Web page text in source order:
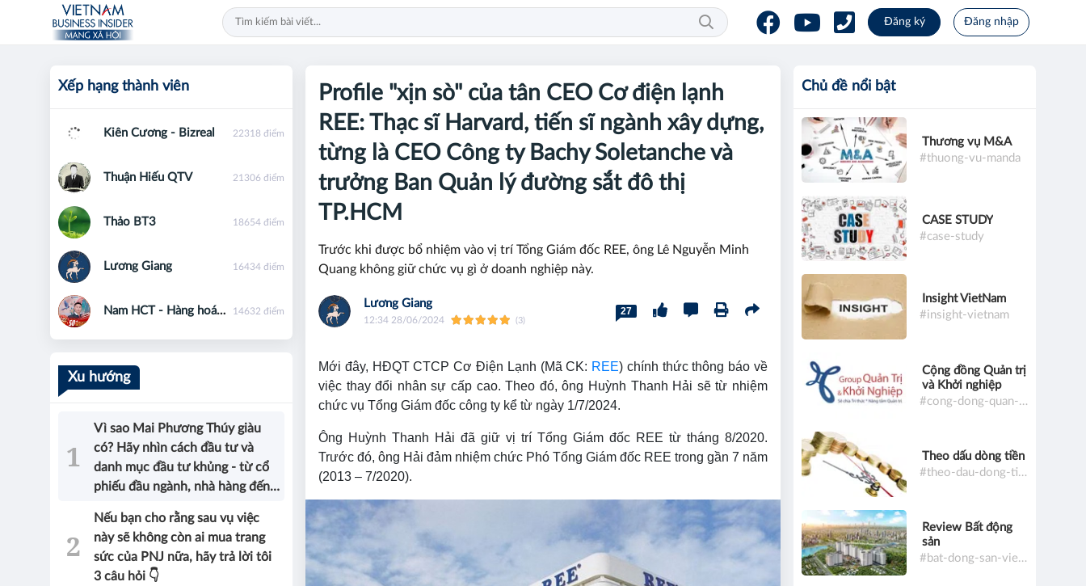
Đăng ký Đăng nhập
Profile "xịn sò" của tân CEO Cơ điện lạnh
REE: Thạc sĩ Harvard, tiến sĩ ngành xây dựng,
từng là CEO Công ty Bachy Soletanche và
trưởng Ban Quản lý đường sắt đô thị
TP.HCM
Trước khi được bổ nhiệm vào vị trí Tổng Giám đốc REE, ông Lê Nguyễn Minh
Quang không giữ chức vụ gì ở doanh nghiệp này.
Lương Giang
12:34 28/06/2024 (3)
27
Mới đây, HĐQT CTCP Cơ Điện Lạnh (Mã CK: REE) chính thức thông báo về
việc thay đổi nhân sự cấp cao. Theo đó, ông Huỳnh Thanh Hải sẽ từ nhiệm
chức vụ Tổng Giám đốc công ty kể từ ngày 1/7/2024.
Ông Huỳnh Thanh Hải đã giữ vị trí Tổng Giám đốc REE từ tháng 8/2020.
Trước đó, ông Hải đảm nhiệm chức Phó Tổng Giám đốc REE trong gần 7 năm
(2013 – 7/2020).
Xếp hạng thành viên
Kiên Cương - Bizreal 22318 điểm
Thuận Hiếu QTV 21306 điểm
Thảo BT3 18654 điểm
Lương Giang 16434 điểm
Nam HCT - Hàng hoá phái sinh - 0867091553 14632 điểm
Xu hướng
Vì sao Mai Phương Thúy giàu
có? Hãy nhìn cách đầu tư và
danh mục đầu tư khủng - từ cổ
phiếu đầu ngành, nhà hàng đến
được câu trả lời!
Nếu bạn cho rằng sau vụ việc
này sẽ không còn ai mua trang
sức của PNJ nữa, hãy trả lời tôi
3 câu hỏi 👇
Chủ đề nổi bật
Thương vụ M&A
#thuong-vu-manda
CASE STUDY
#case-study
Insight VietNam
#insight-vietnam
Cộng đồng Quản trị
và Khởi nghiệp
#cong-dong-quan-tri-va-khoi-nghiep
Theo dấu dòng tiền
#theo-dau-dong-tien
Review Bất động
sản
#bat-dong-san-viet-nam